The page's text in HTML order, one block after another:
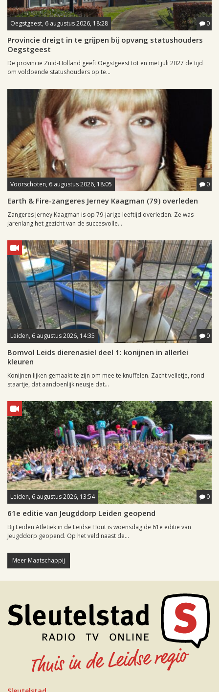
Oegstgeest, 6 augustus 2026, 18:28 0
Provincie dreigt in te grijpen bij opvang statushouders
Oegstgeest
De provincie Zuid-Holland geeft Oegstgeest tot en met juli 2027 de tijd
om voldoende statushouders op te...
Voorschoten, 6 augustus 2026, 18:05 0
Earth & Fire-zangeres Jerney Kaagman (79) overleden
Zangeres Jerney Kaagman is op 79-jarige leeftijd overleden. Ze was
jarenlang het gezicht van de succesvolle...
Leiden, 6 augustus 2026, 14:35 0
Bomvol Leids dierenasiel deel 1: konijnen in allerlei
kleuren
Konijnen lijken gemaakt te zijn om mee te knuffelen. Zacht velletje, rond
staartje, dat aandoenlijk neusje dat...
Leiden, 6 augustus 2026, 13:54 0
61e editie van Jeugddorp Leiden geopend
Bij Leiden Atletiek in de Leidse Hout is woensdag de 61e editie van
Jeugddorp geopend. Op het veld naast de...
Meer Maatschappij